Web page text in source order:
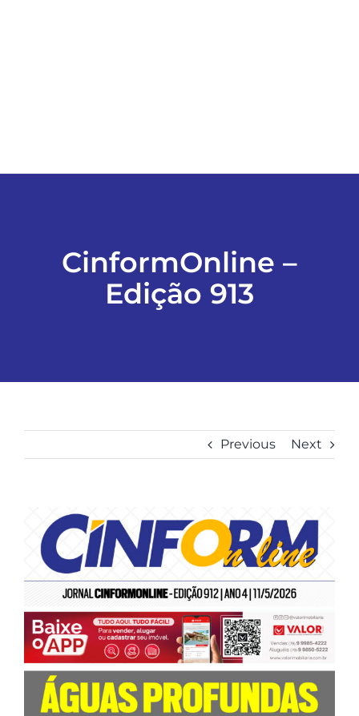
EDIÇÕES EM PDF
CinformOnline –
Edição 913
Previous Next
Larger
Image